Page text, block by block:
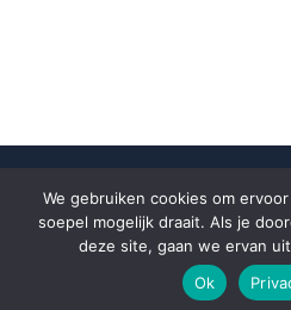
Proudly powered by
by
We gebruiken cookies om
soepel mogelijk draait. Als je
deze site, gaan we ervan
Ok